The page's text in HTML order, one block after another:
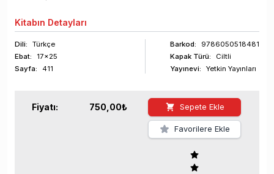
Kitabın Detayları
Dili:
Türkçe
Ebat:
17x25
Sayfa: 411
Barkod:
9786050518481
Kapak Türü:
Ciltli
Yayınevi:
Yetkin Yayınları
Fiyatı: 750,00₺ Sepete Ekle
Favorilere Ekle